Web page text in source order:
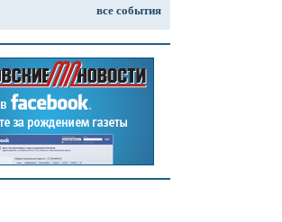
все события